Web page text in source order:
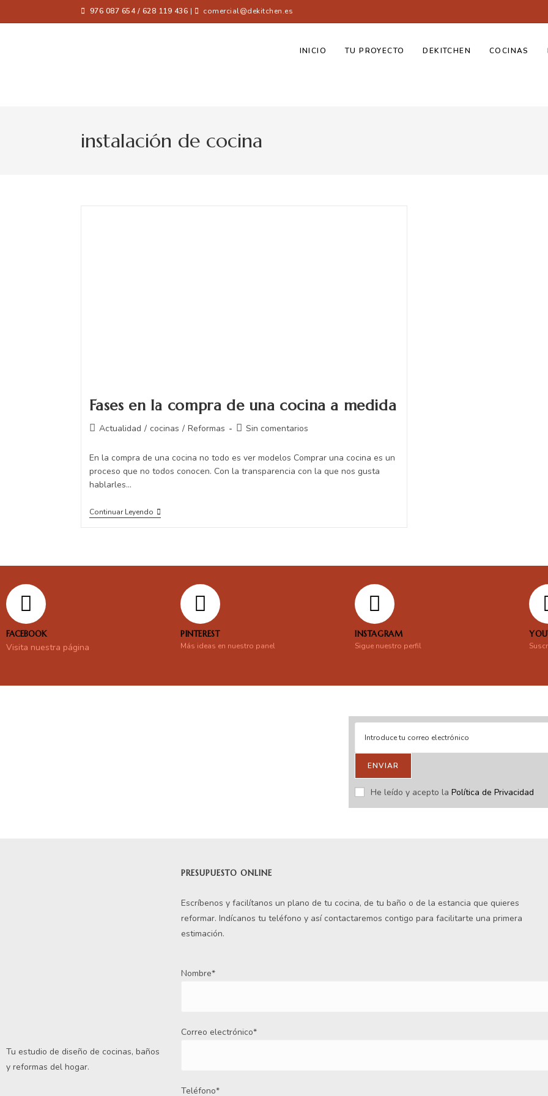
976 087 654 / 628 119 436 | comercial@dekitchen.es
INICIO TU PROYECTO DEKITCHEN COCINAS
instalación de cocina
Fases en la compra de una cocina a medida
Actualidad / cocinas / Reformas Sin comentarios
En la compra de una cocina no todo es ver modelos Comprar una cocina es un
proceso que no todos conocen. Con la transparencia con la que nos gusta
hablarles…
Continuar Leyendo
FACEBOOK
Visita nuestra página
PINTEREST
Más ideas en nuestro panel
INSTAGRAM
Sigue nuestro perfil
ENVIAR
He leído y acepto la Política de Privacidad
Tu estudio de diseño de cocinas, baños
y reformas del hogar.
PRESUPUESTO ONLINE
Escríbenos y facilítanos un plano de tu cocina, de tu baño o de la estancia que quieres
reformar. Indícanos tu teléfono y así contactaremos contigo para facilitarte una primera
estimación.
Nombre*
Correo electrónico*
Teléfono*